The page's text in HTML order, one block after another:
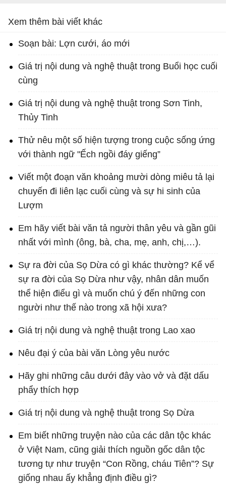
Xem thêm bài viết khác
Soạn bài: Lợn cưới, áo mới
Giá trị nội dung và nghệ thuật trong Buổi học cuối
cùng
Giá trị nội dung và nghệ thuật trong Sơn Tinh,
Thủy Tinh
Thử nêu một số hiện tượng trong cuộc sống ứng
với thành ngữ "Ếch ngồi đáy giếng”
Viết một đoạn văn khoảng mười dòng miêu tả lại
chuyến đi liên lạc cuối cùng và sự hi sinh của
Lượm
Em hãy viết bài văn tả người thân yêu và gần gũi
nhất với mình (ông, bà, cha, mẹ, anh, chị,…).
Sự ra đời của Sọ Dừa có gì khác thường? Kể vể
sự ra đời của Sọ Dừa như vậy, nhân dân muốn
thể hiện điểu gì và muốn chú ý đến những con
người như thế nào trong xã hội xưa?
Giá trị nội dung và nghệ thuật trong Lao xao
Nêu đại ý của bài văn Lòng yêu nước
Hãy ghi những câu dưới đây vào vở và đặt dấu
phẩy thích hợp
Giá trị nội dung và nghệ thuật trong Sọ Dừa
Em biết những truyện nào của các dân tộc khác
ở Việt Nam, cũng giải thích nguồn gốc dân tộc
tương tự như truyện “Con Rồng, cháu Tiên”? Sự
giống nhau ấy khẳng định điều gì?